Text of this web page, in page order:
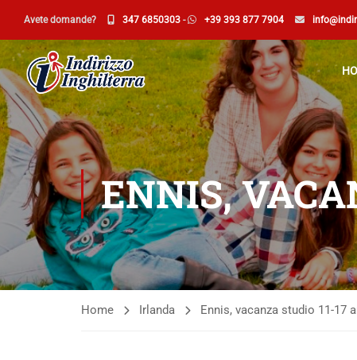
Avete domande? 347 6850303 - +39 393 877 7904
ENNIS,
Home Irlanda Ennis, vacanza studio 11-17